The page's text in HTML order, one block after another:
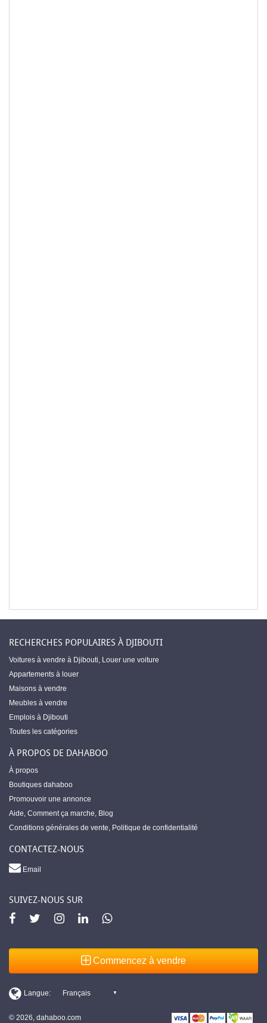
RECHERCHES POPULAIRES À DJIBOUTI
Voitures à vendre à Djibouti, Louer une voiture
Appartements à louer
Maisons à vendre
Meubles à vendre
Emplois à Djibouti
Toutes les catégories
À PROPOS DE DAHABOO
À propos
Boutiques dahaboo
Promouvoir une annonce
Aide, Comment ça marche, Blog
Conditions générales de vente, Politique de confidentialité
CONTACTEZ-NOUS
Email
SUIVEZ-NOUS SUR
Commencez à vendre
© 2026, dahaboo.com